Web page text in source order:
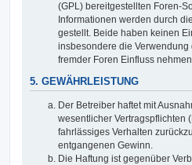
(GPL) bereitgestellten Foren-
Informationen werden durch
gestellt. Beide haben keinen
insbesondere die Verwendung
fremder Foren Einfluss
5. GEWÄHRLEISTUNG
Der Betreiber haftet mit
wesentlicher Vertragspflichten
fahrlässiges Verhalten
entgangenen Gewinn.
Die Haftung ist gegenüber